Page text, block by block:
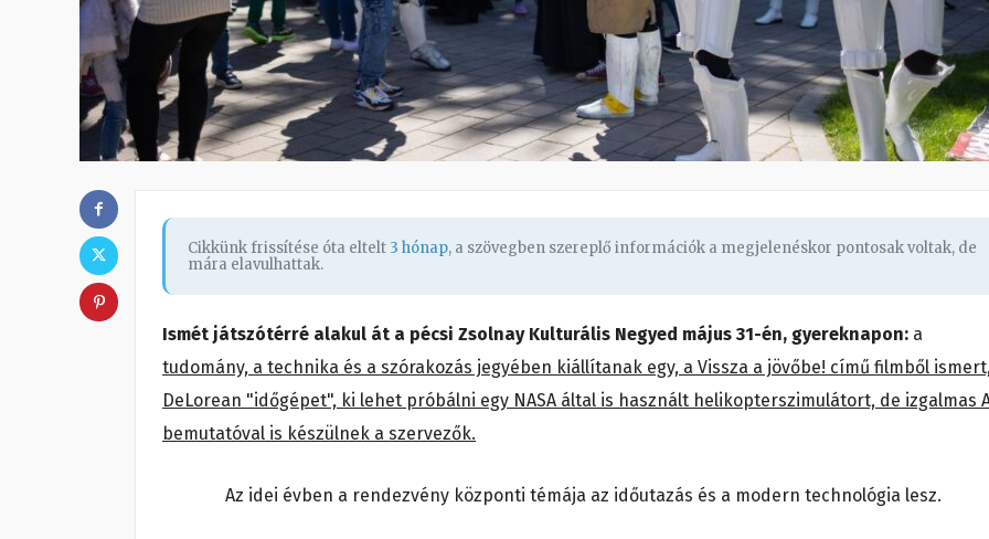
Cikkünk frissítése óta eltelt 3 hónap, a szövegben szereplő információk a megjelenéskor pontosak voltak, de
mára elavulhattak.
Ismét játszótérré alakul át a pécsi Zsolnay Kulturális Negyed május 31-én, gyereknapon: a
tudomány, a technika és a szórakozás jegyében kiállítanak egy, a Vissza a jövőbe! című filmből
DeLorean "időgépet", ki lehet próbálni egy NASA által is használt helikopterszimulátort, de izgalmas
bemutatóval is készülnek a szervezők.
Az idei évben a rendezvény központi témája az időutazás és a modern technológia lesz.